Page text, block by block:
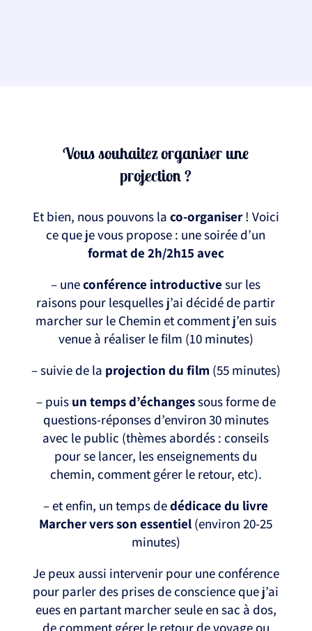
Vous souhaitez organiser une
projection ?
Et bien, nous pouvons la co-organiser! Voici
ce que je vous propose : une soirée d’un
format de 2h/2h15 avec
– uneconférence introductive sur les
raisons pour lesquelles j’ai décidé de partir
marcher sur le Chemin et comment j’en suis
venue à réaliser le film (10 minutes)
– suivie de la projection du film (55 minutes)
– puis un temps d’échangessous forme de
questions-réponses d’environ 30 minutes
avec le public (thèmes abordés : conseils
pour se lancer, les enseignements du
chemin, comment gérer le retour, etc).
– et enfin, un temps dedédicace du livre
Marcher vers son essentiel (environ 20-25
minutes)
Je peux aussi intervenir pour une conférence
pour parler des prises de conscience que j’ai
eues en partant marcher seule en sac à dos,